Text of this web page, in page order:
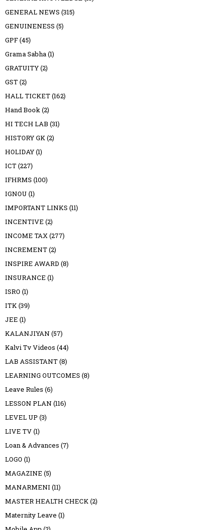
GENERAL NEWS (315)
GENUINENESS (5)
GPF(45)
Grama Sabha(1)
GRATUITY(2)
GST(2)
HALL TICKET(162)
Hand Book(2)
HI TECH LAB (31)
HISTORY GK(2)
HOLIDAY(1)
ICT(227)
IFHRMS (100)
IGNOU (1)
IMPORTANT LINKS (11)
INCENTIVE (2)
INCOME TAX(277)
INCREMENT(2)
INSPIRE AWARD (8)
INSURANCE (1)
ISRO (1)
ITK(39)
JEE (1)
KALANJIYAN (57)
Kalvi Tv Videos (44)
LAB ASSISTANT(8)
LEARNING OUTCOMES (8)
Leave Rules (6)
LESSON PLAN (116)
LEVEL UP (3)
LIVE TV(1)
Loan & Advances (7)
LOGO (1)
MAGAZINE (5)
MANARMENI (11)
MASTER HEALTH CHECK(2)
Maternity Leave (1)